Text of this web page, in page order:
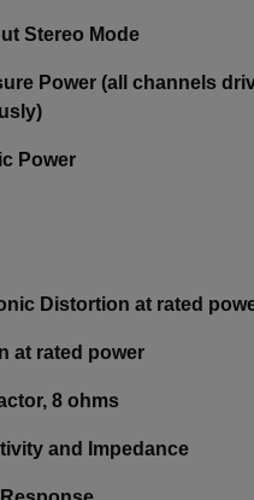
Stereo Mode
Power (all channels
Power
Distortion at rated
at rated power
8 ohms
and Impedance